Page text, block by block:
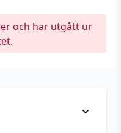
och har utgått ur